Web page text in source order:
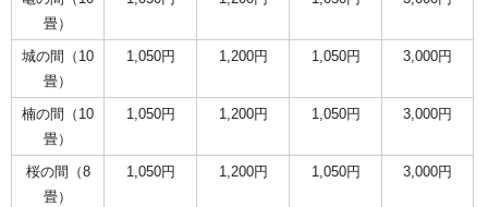
畳）
城の間（10
畳）
1,050円 1,200円 1,050円 3,000円
楠の間（10
畳）
1,050円 1,200円 1,050円 3,000円
桜の間（8
畳）
1,050円 1,200円 1,050円 3,000円